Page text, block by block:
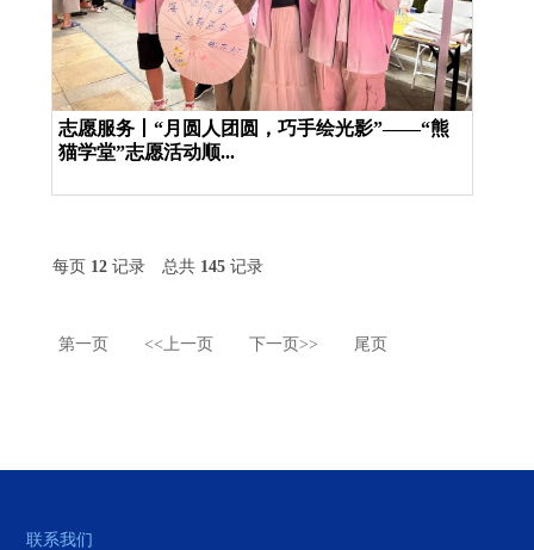
志愿服务丨“月圆人团圆，巧手绘光影”——“熊
猫学堂”志愿活动顺...
每页 12记录 总共 145记录
第一页 <<上一页 下一页>> 尾页
联系我们